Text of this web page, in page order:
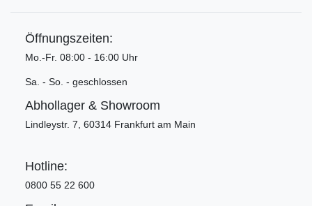
Öffnungszeiten:
Mo.-Fr. 08:00 - 16:00 Uhr
Sa. - So. - geschlossen
Abhollager & Showroom
Lindleystr. 7, 60314 Frankfurt am Main
Hotline:
0800 55 22 600